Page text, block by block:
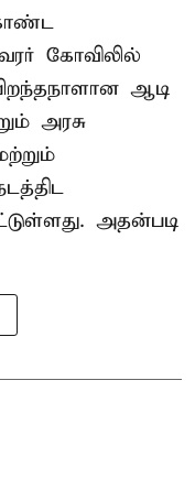
கோவிலில்
ஆடி
அரசு
அதன்படி